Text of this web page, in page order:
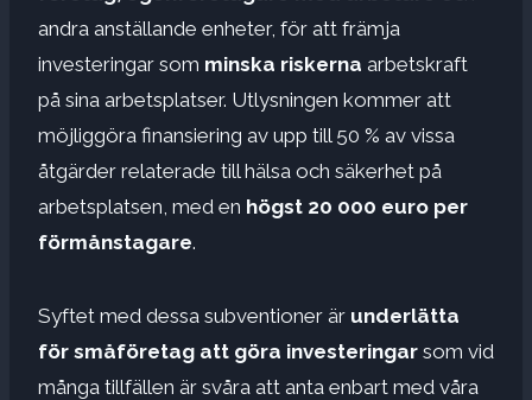
andra anställande enheter, för att främja
investeringar som minska riskerna arbetskraft
på sina arbetsplatser. Utlysningen kommer att
möjliggöra finansiering av upp till 50 % av vissa
åtgärder relaterade till hälsa och säkerhet på
arbetsplatsen, med en högst 20 000 euro per
förmånstagare.
Syftet med dessa subventioner är underlätta
för småföretag att göra investeringar som vid
många tillfällen är svåra att anta enbart med våra